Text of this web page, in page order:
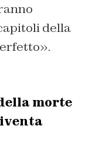
della
morte